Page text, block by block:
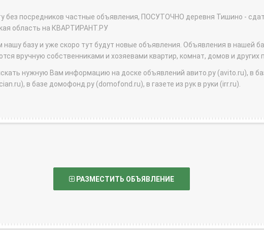
без посредников частные объявления, ПОСУТОЧНО деревня Тишино -
область на КВАРТИРАНТ.РУ
нашу базу и уже скоро тут будут новые объявления. Объявления в нашей
вручную собственниками и хозяевами квартир, комнат, домов и других
нужную Вам информацию на доске объявлений авито.ру (avito.ru), в
в базе домофонд.ру (domofond.ru), в газете из рук в руки (irr.ru).
РАЗМЕСТИТЬ ОБЪЯВЛЕНИЕ